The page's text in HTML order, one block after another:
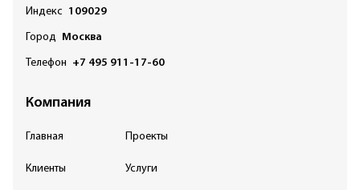
Индекс 109029
Город Москва
Телефон +7 495 911-17-60
Компания
Главная
Клиенты
Проекты
Услуги